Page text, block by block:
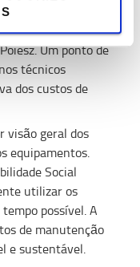
da frota de
Este facto
Um ponto de
técnicos
dos custos de
visão geral dos
equipamentos.
Social
utilizar os
possível. A
de manutenção
e sustentável.